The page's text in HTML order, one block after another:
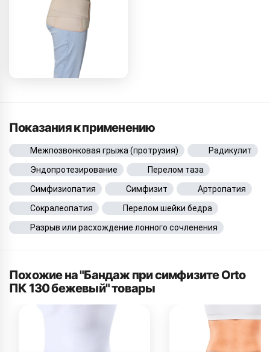
Показания к применению
Межпозвонковая грыжа (протрузия)
Радикулит
Эндопротезирование
Перелом таза
Симфизиопатия
Симфизит
Артропатия
Сокралеопатия
Перелом шейки бедра
Разрыв или расхождение лонного сочленения
Похожие на "Бандаж при симфизите Orto
ПК 130 бежевый" товары